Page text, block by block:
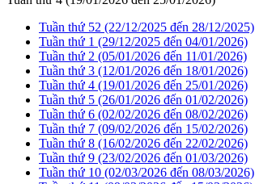
Tuần thứ 52 (22/12/2025 đến 28/12/2025)
Tuần thứ 1 (29/12/2025 đến 04/01/2026)
Tuần thứ 2 (05/01/2026 đến 11/01/2026)
Tuần thứ 3 (12/01/2026 đến 18/01/2026)
Tuần thứ 4 (19/01/2026 đến 25/01/2026)
Tuần thứ 5 (26/01/2026 đến 01/02/2026)
Tuần thứ 6 (02/02/2026 đến 08/02/2026)
Tuần thứ 7 (09/02/2026 đến 15/02/2026)
Tuần thứ 8 (16/02/2026 đến 22/02/2026)
Tuần thứ 9 (23/02/2026 đến 01/03/2026)
Tuần thứ 10 (02/03/2026 đến 08/03/2026)